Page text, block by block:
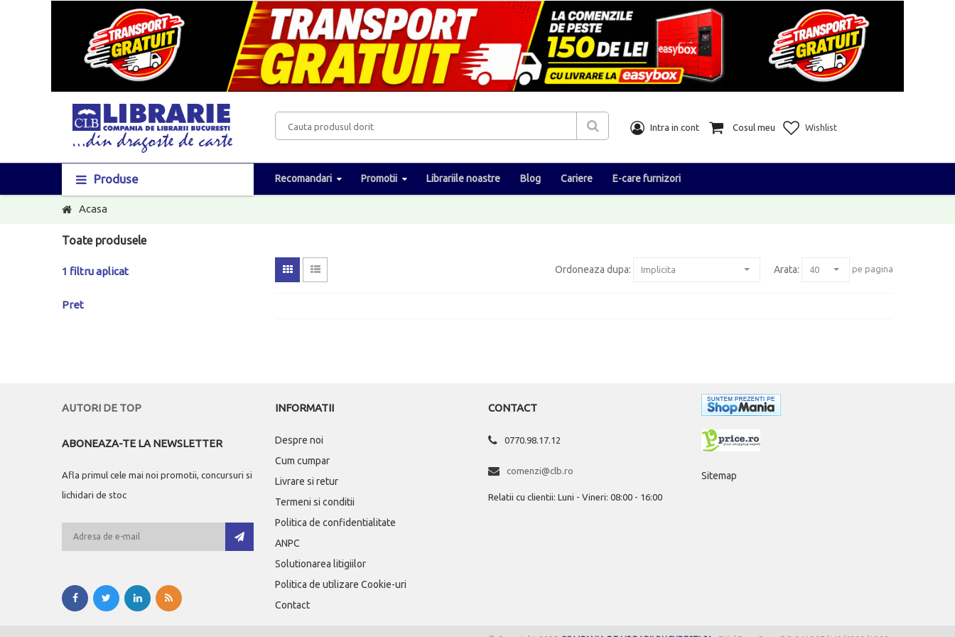
Intra in cont Cosul meu Wishlist
Produse Recomandari Promotii Librariile noastre Blog Cariere E-care furnizori
Acasa
Toate produsele
1 filtru aplicat
Pret
Ordoneaza dupa: Arata: pe pagina
AUTORI DE TOP
ABONEAZA-TE LA NEWSLETTER
Afla primul cele mai noi promotii, concursuri si
lichidari de stoc
INFORMATII
Despre noi
Cum cumpar
Livrare si retur
Termeni si conditii
Politica de confidentialitate
ANPC
Solutionarea litigiilor
Politica de utilizare Cookie-uri
Contact
CONTACT
0770.98.17.12
comenzi@clb.ro
Relatii cu clientii: Luni - Vineri: 08:00 - 16:00
Sitemap